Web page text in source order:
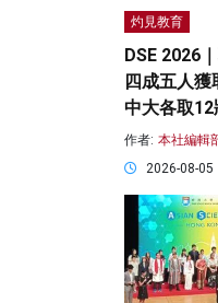
灼見教育
DSE 2026
四成五人獲
中大各取12
作者: 本社編輯
2026-08-05